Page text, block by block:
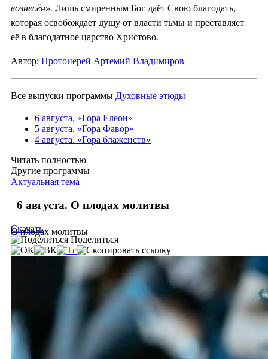
вознесён». Лишь смиренным Бог даёт Свою благодать,
которая освобождает душу от власти тьмы и преставляет
её в благодатное царство Христово.
Автор: Протоиерей Артемий Владимиров
Все выпуски программы Духовные этюды
6 августа. «Гора Елеон»
5 августа. «Гора Фавор»
4 августа. «Гора блаженств»
Читать полностью
Другие программы
Актуальная тема
6 августа. О плодах молитвы
О плодах молитвы
Скачать
Поделиться